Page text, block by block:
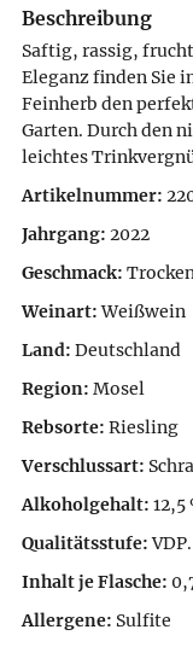
Beschreibung
Saftig, rassig,
Eleganz finden Sie
Feinherb den
Garten. Durch den
leichtes
Artikelnummer:
Jahrgang:2022
Geschmack:
Weinart:Weißwein
Land:Deutschland
Region: Mosel
Rebsorte: Riesling
Verschlussart:
Alkoholgehalt: 12,5
Qualitätsstufe:
Inhalt je Flasche:
Allergene: Sulfite